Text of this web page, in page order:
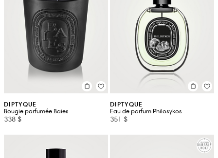
DIPTYQUE
Bougie parfumée Baies
338 $
DIPTYQUE
Eau de parfum Philosykos
351 $